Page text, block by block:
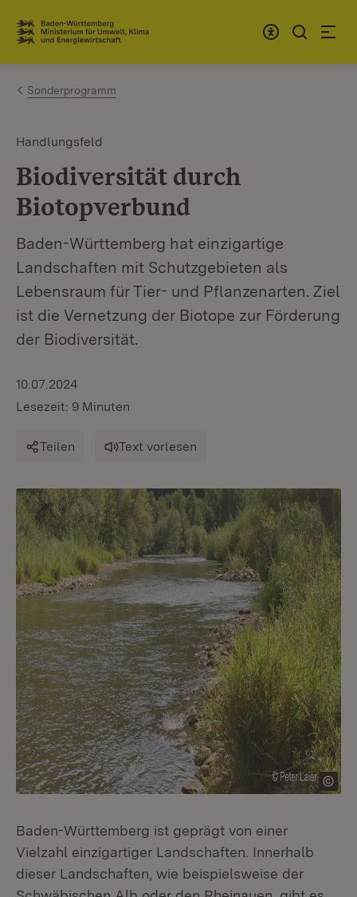
Zum Inhalt springen
Link zur Startseite
Sonderprogramm
Handlungsfeld
Biodiversität durch
Biotopverbund
Baden-Württemberg hat einzigartige
Landschaften mit Schutzgebieten als
Lebensraum für Tier- und Pflanzenarten. Ziel
ist die Vernetzung der Biotope zur Förderung
der Biodiversität.
10.07.2024
Lesezeit: 9 Minuten
Teilen Text vorlesen
Baden-Württemberg ist geprägt von einer
Vielzahl einzigartiger Landschaften. Innerhalb
dieser Landschaften, wie beispielsweise der